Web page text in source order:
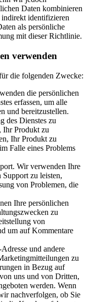
Daten kombinieren
indirekt identifizieren
als persönliche
mit dieser Richtlinie.
verwenden
die folgenden Zwecke:
die persönlichen
erfassen, um alle
und bereitzustellen.
des Dienstes zu
Ihr Produkt zu
Ihr Produkt zu
Falle eines Problems
Wir verwenden Ihre
Support zu leisten,
von Problemen, die
Ihre persönlichen
zu
von
um auf Kommentare
und andere
zu
in Bezug auf
uns und von Dritten,
werden. Wenn
nachverfolgen, ob Sie